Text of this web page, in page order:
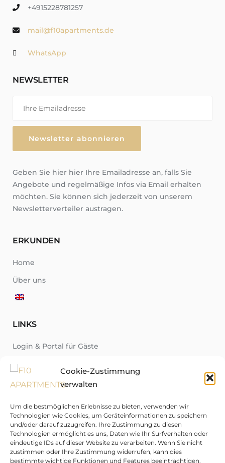
Cookie-Zustimmung
verwalten
Um die bestmöglichen Erlebnisse zu bieten, verwenden wir
Technologien wie Cookies, um Geräteinformationen zu speichern
und/oder darauf zuzugreifen. Ihre Zustimmung zu diesen
Technologien ermöglicht es uns, Daten wie Ihr Surfverhalten oder
eindeutige IDs auf dieser Website zu verarbeiten. Wenn Sie nicht
zustimmen oder Ihre Zustimmung widerrufen, kann dies
bestimmte wichtige Funktionen und Features beeinträchtigen.
+4915228781257
mail@f10apartments.de
WhatsApp
NEWSLETTER
Geben Sie hier hier Ihre Emailadresse an, falls Sie
Angebote und regelmäßige Infos via Email erhalten
möchten. Sie können sich jederzeit von unserem
Newsletterverteiler austragen.
ERKUNDEN
Home
Über uns
LINKS
Login & Portal für Gäste
Über uns
Neuigkeiten
Fragen-Antworten-Katalog
Kontakt